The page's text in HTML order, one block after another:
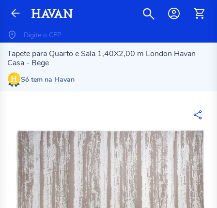
Tapete para Quarto e Sala 1,40X2,00 m London Havan
Casa - Bege
Só tem na Havan